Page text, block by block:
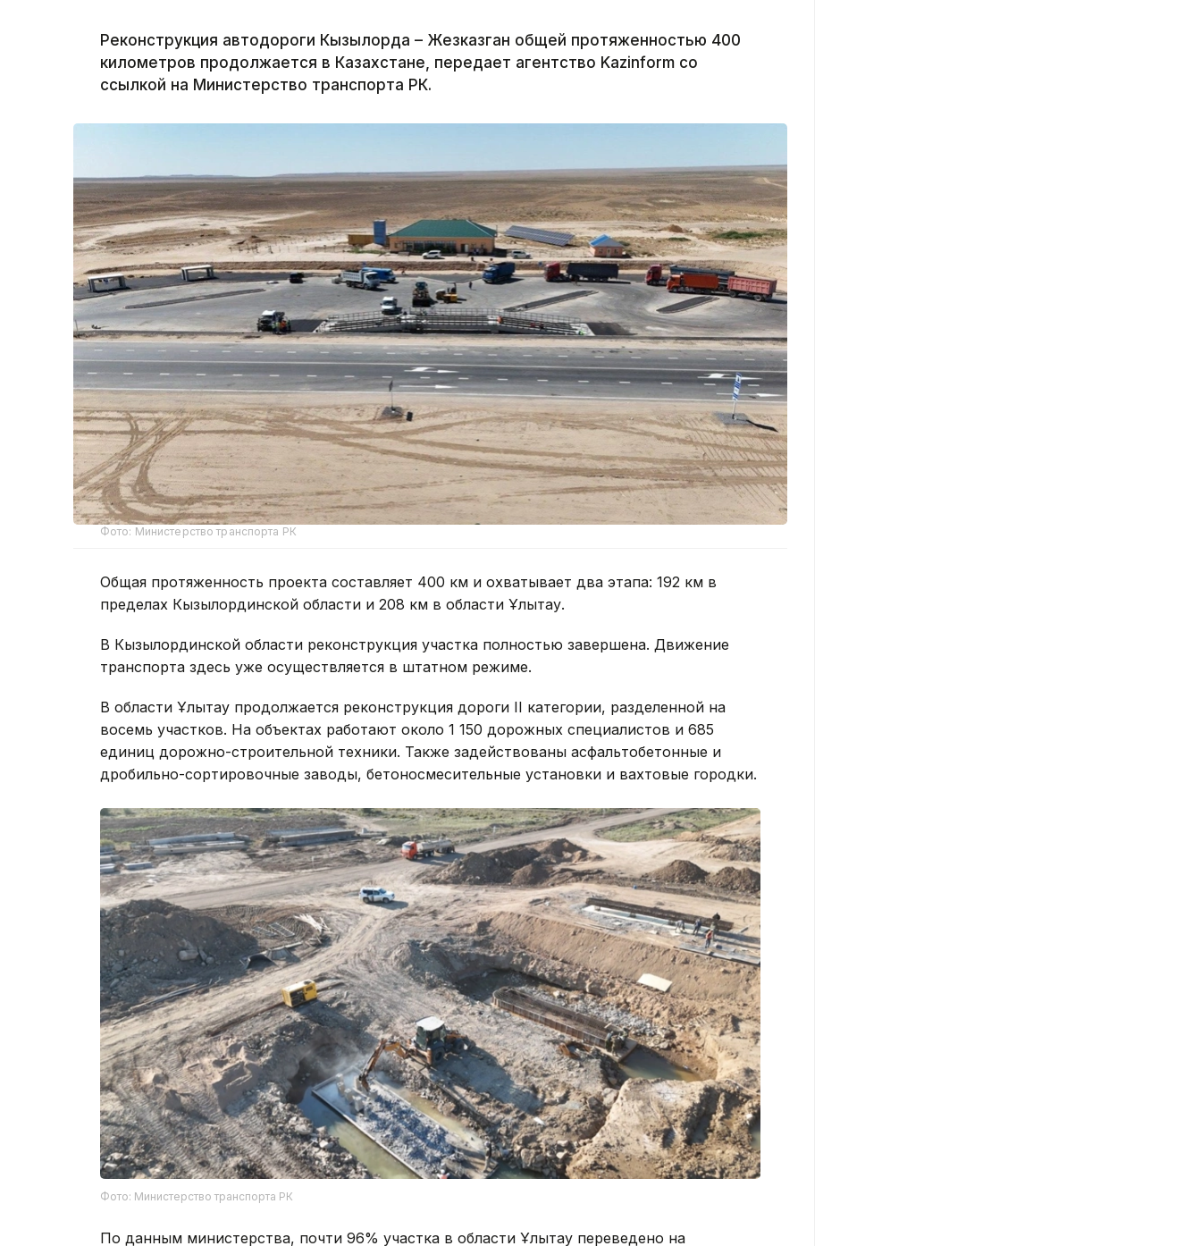
Реконструкция автодороги Кызылорда – Жезказган общей протяженностью 400
километров продолжается в Казахстане, передает агентство Kazinform со
ссылкой на Министерство транспорта РК.
Фото: Министерство транспорта РК
Общая протяженность проекта составляет 400 км и охватывает два этапа: 192 км в
пределах Кызылординской области и 208 км в области Ұлытау.
В Кызылординской области реконструкция участка полностью завершена. Движение
транспорта здесь уже осуществляется в штатном режиме.
В области Ұлытау продолжается реконструкция дороги II категории, разделенной на
восемь участков. На объектах работают около 1 150 дорожных специалистов и 685
единиц дорожно-строительной техники. Также задействованы асфальтобетонные и
дробильно-сортировочные заводы, бетоносмесительные установки и вахтовые городки.
Фото: Министерство транспорта РК
По данным министерства, почти 96% участка в области Ұлытау переведено на